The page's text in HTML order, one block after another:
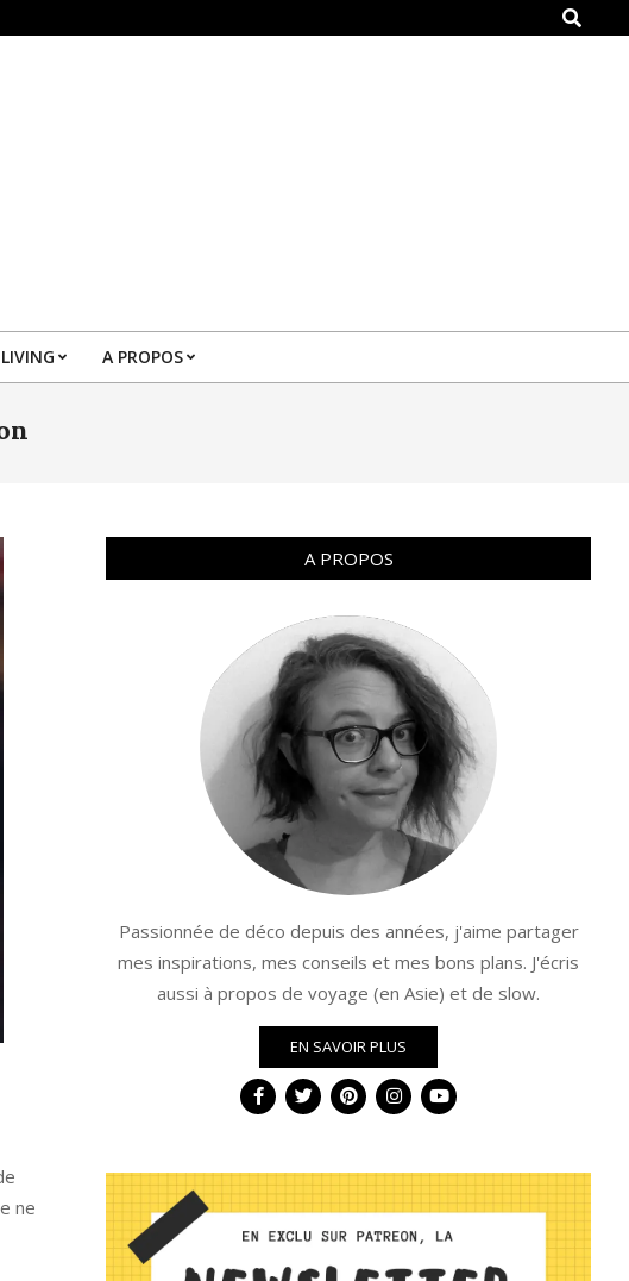
Search
A PROPOS
ne
A PROPOS
Passionnée de déco depuis des années, j'aime partager
mes inspirations, mes conseils et mes bons plans. J'écris
aussi à propos de voyage (en Asie) et de slow.
EN SAVOIR PLUS